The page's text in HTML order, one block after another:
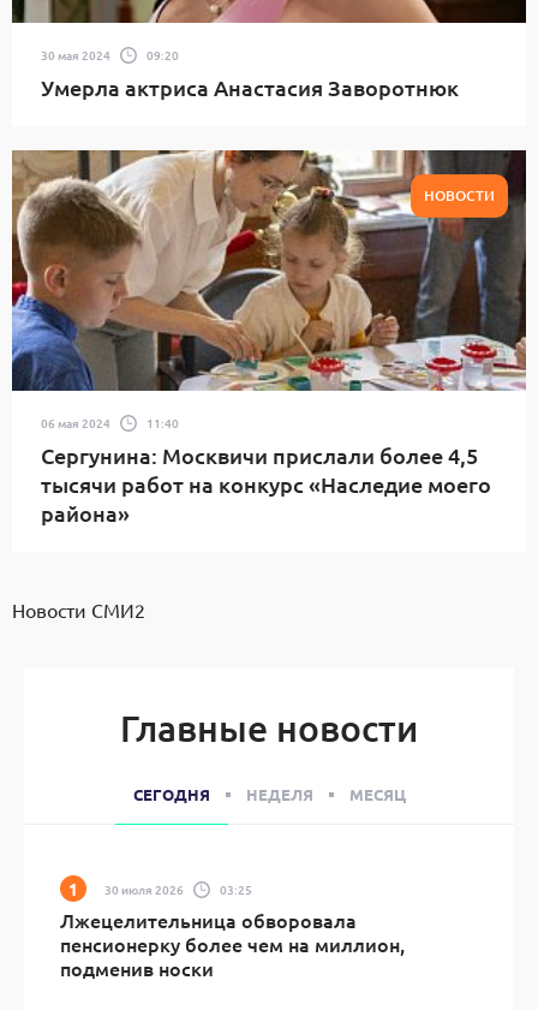
30 мая 2024 09:20
Умерла актриса Анастасия Заворотнюк
НОВОСТИ
06 мая 2024 11:40
Сергунина: Москвичи прислали более 4,5
тысячи работ на конкурс «Наследие моего
района»
Новости СМИ2
Главные новости
СЕГОДНЯ НЕДЕЛЯ МЕСЯЦ
30 июля 2026 03:25
Лжецелительница обворовала
пенсионерку более чем на миллион,
подменив носки